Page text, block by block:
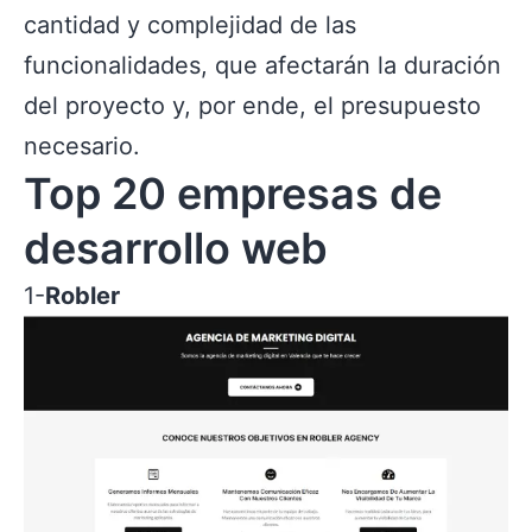
cantidad y complejidad de las
funcionalidades, que afectarán la duración
del proyecto y, por ende, el presupuesto
necesario.
Top 20 empresas de
desarrollo web
1-Robler